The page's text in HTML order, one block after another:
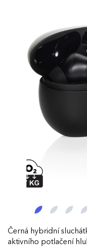
Černá hybridní
aktivního potlačení